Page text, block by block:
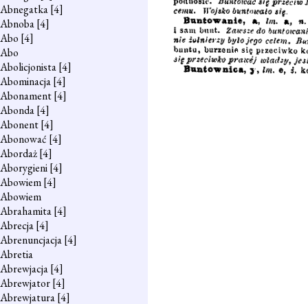
Abnegatka[4]
Abnoba[4]
Abo [4]
Abo
Abolicjonista[4]
Abominacja[4]
Abonament[4]
Abonda[4]
Abonent[4]
Abonować [4]
Abordaż[4]
Aborygieni[4]
Abowiem[4]
Abowiem
Abrahamita[4]
Abrecja[4]
Abrenuncjacja[4]
Abretia
Abrewjacja[4]
Abrewjator[4]
Abrewjatura[4]